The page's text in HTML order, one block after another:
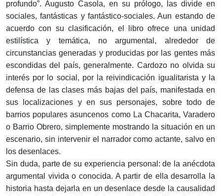
profundo”. Augusto Casola, en su prólogo, las divide en
sociales, fantásticas y fantástico-sociales. Aun estando de
acuerdo con su clasificación, el libro ofrece una unidad
estilística y temática, no argumental, alrededor de
circunstancias generadas y producidas por las gentes más
escondidas del país, generalmente. Cardozo no olvida su
interés por lo social, por la reivindicación igualitarista y la
defensa de las clases más bajas del país, manifestada en
sus localizaciones y en sus personajes, sobre todo de
barrios populares asuncenos como La Chacarita, Varadero
o Barrio Obrero, simplemente mostrando la situación en un
escenario, sin intervenir el narrador como actante, salvo en
los desenlaces.
Sin duda, parte de su experiencia personal: de la anécdota
argumental vivida o conocida. A partir de ella desarrolla la
historia hasta dejarla en un desenlace desde la causalidad